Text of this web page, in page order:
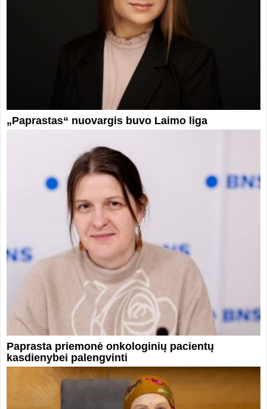
„Paprastas“ nuovargis buvo Laimo liga
Paprasta priemonė onkologinių pacientų
kasdienybei palengvinti